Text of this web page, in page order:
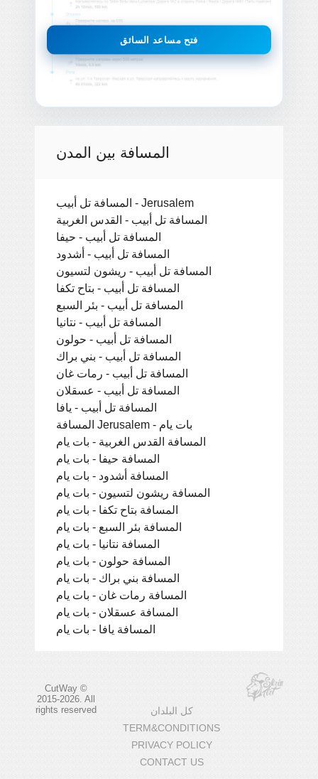
فتح مساعد السائق
المسافة بين المدن
المسافة تل أبيب - Jerusalem
المسافة تل أبيب - القدس الغربية
المسافة تل أبيب - حيفا
المسافة تل أبيب - أشدود
المسافة تل أبيب - ريشون لتسيون
المسافة تل أبيب - بتاح تكفا
المسافة تل أبيب - بئر السبع
المسافة تل أبيب - نتانيا
المسافة تل أبيب - حولون
المسافة تل أبيب - بني براك
المسافة تل أبيب - رمات غان
المسافة تل أبيب - عسقلان
المسافة تل أبيب - يافا
المسافة Jerusalem - بات يام
المسافة القدس الغربية - بات يام
المسافة حيفا - بات يام
المسافة أشدود - بات يام
المسافة ريشون لتسيون - بات يام
المسافة بتاح تكفا - بات يام
المسافة بئر السبع - بات يام
المسافة نتانيا - بات يام
المسافة حولون - بات يام
المسافة بني براك - بات يام
المسافة رمات غان - بات يام
المسافة عسقلان - بات يام
المسافة يافا - بات يام
CutWay ©
2015-2026. All
rights reserved
كل البلدان
TERM&CONDITIONS
PRIVACY POLICY
CONTACT US